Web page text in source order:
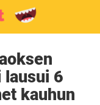
6
kauhun